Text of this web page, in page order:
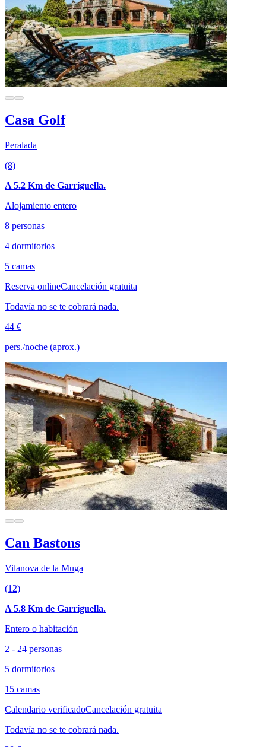
Casa Golf
Peralada
(8)
A 5.2 Km de Garriguella.
Alojamiento entero
8 personas
4 dormitorios
5 camas
Reserva onlineCancelación gratuita
Todavía no se te cobrará nada.
44 €
pers./noche (aprox.)
Can Bastons
Vilanova de la Muga
(12)
A 5.8 Km de Garriguella.
Entero o habitación
2 - 24 personas
5 dormitorios
15 camas
Calendario verificadoCancelación gratuita
Todavía no se te cobrará nada.